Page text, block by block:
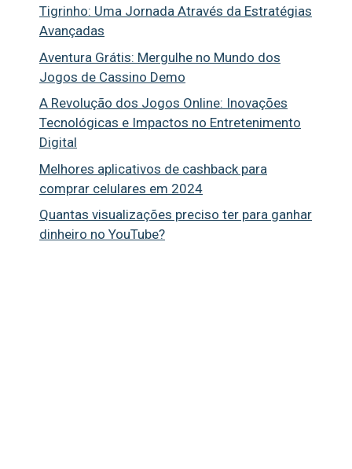
Tigrinho: Uma Jornada Através da Estratégias
Avançadas
Aventura Grátis: Mergulhe no Mundo dos
Jogos de Cassino Demo
A Revolução dos Jogos Online: Inovações
Tecnológicas e Impactos no Entretenimento
Digital
Melhores aplicativos de cashback para
comprar celulares em 2024
Quantas visualizações preciso ter para ganhar
dinheiro no YouTube?